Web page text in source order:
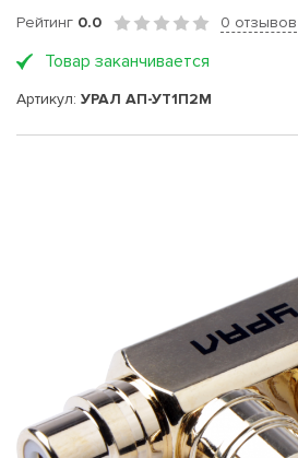
Рейтинг 0.0 0 отзывов
Товар заканчивается
Артикул: УРАЛ АП-УТ1П2М